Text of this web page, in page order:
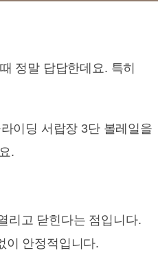
정말 답답한데요. 특히
이딩 서랍장 3단 볼레일을
.
리고 닫힌다는 점입니다.
이 안정적입니다.